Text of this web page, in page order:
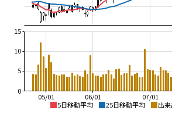
5日移動平均 25日移動平均 出
07/01
06/01
05/01
0
5
10
15